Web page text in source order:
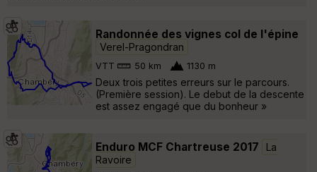
Randonnée des vignes col de l'épine
Verel-Pragondran
VTT 50 km 1130 m
Deux trois petites erreurs sur le parcours.
(Première session). Le debut de la descente
est assez engagé que du bonheur »
Enduro MCF Chartreuse 2017
La
Ravoire